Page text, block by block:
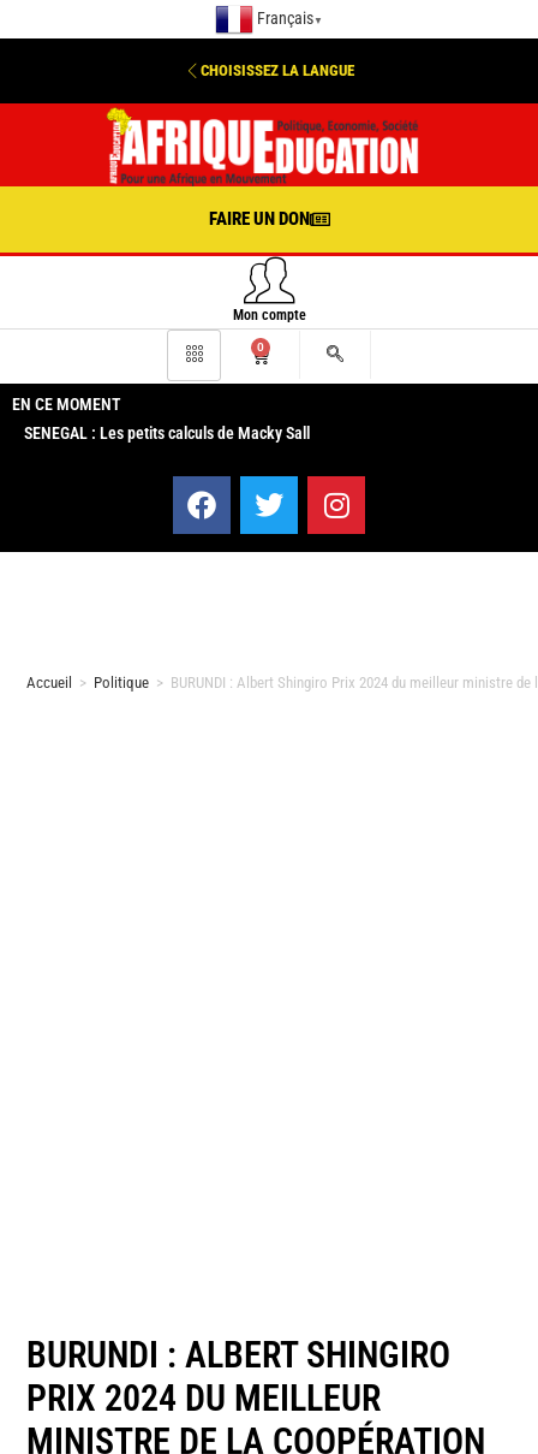
Français ▼
CHOISISSEZ LA LANGUE
FAIRE UN DON
Mon compte
0
EN CE MOMENT
SENEGAL : Les petits calculs de Macky Sall
Accueil > Politique > BURUNDI : Albert Shingiro Prix 2024 du meilleur ministre
BURUNDI : ALBERT SHINGIRO
PRIX 2024 DU MEILLEUR
MINISTRE DE LA COOPÉRATION